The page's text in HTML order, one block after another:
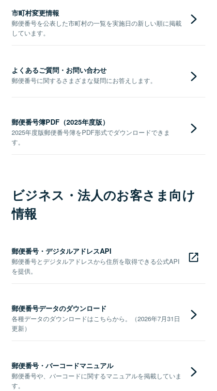
市町村変更情報
郵便番号を公表した市町村の一覧を実施日の新しい順に掲載
しています。
よくあるご質問・お問い合わせ
郵便番号に関するさまざまな疑問にお答えします。
郵便番号簿PDF（2025年度版）
2025年度版郵便番号簿をPDF形式でダウンロードできま
す。
ビジネス・法人のお客さま向け
情報
郵便番号・デジタルアドレスAPI
郵便番号とデジタルアドレスから住所を取得できる公式API
を提供。
郵便番号データのダウンロード
各種データのダウンロードはこちらから。（2026年7月31日
更新）
郵便番号・バーコードマニュアル
郵便番号や、バーコードに関するマニュアルを掲載していま
す。